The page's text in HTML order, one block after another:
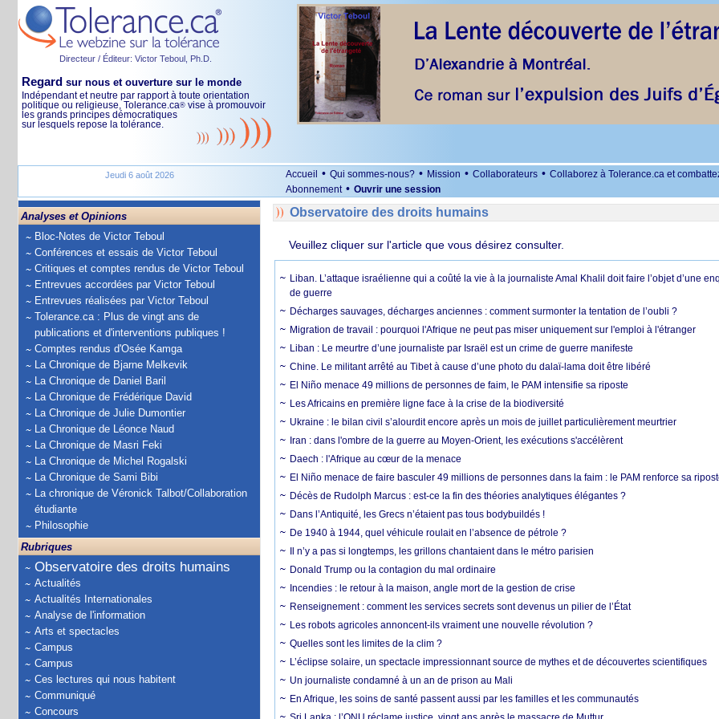
Directeur / Éditeur: Victor Teboul, Ph.D.
Regard sur nous et ouverture sur le monde
Indépendant et neutre par rapport à toute orientation
politique ou religieuse, Tolerance.ca® vise à promouvoir
les grands principes démocratiques
sur lesquels repose la tolérance.
Jeudi 6 août 2026 Accueil • Qui sommes-nous? • Mission • Collaborateurs • Collaborez à Tolerance.ca et
Abonnement • Ouvrir une session
Analyses et Opinions
Bloc-Notes de Victor Teboul
Conférences et essais de Victor Teboul
Critiques et comptes rendus de Victor Teboul
Entrevues accordées par Victor Teboul
Entrevues réalisées par Victor Teboul
Tolerance.ca : Plus de vingt ans de
publications et d'interventions publiques !
Comptes rendus d'Osée Kamga
La Chronique de Bjarne Melkevik
La Chronique de Daniel Baril
La Chronique de Frédérique David
La Chronique de Julie Dumontier
La Chronique de Léonce Naud
La Chronique de Masri Feki
La Chronique de Michel Rogalski
La Chronique de Sami Bibi
La chronique de Véronick Talbot/Collaboration
étudiante
Philosophie
Rubriques
Observatoire des droits humains
Actualités
Actualités Internationales
Analyse de l'information
Arts et spectacles
Campus
Campus
Ces lectures qui nous habitent
Communiqué
Concours
Observatoire des droits humains
Veuillez cliquer sur l'article que vous désirez consulter.
Liban. L’attaque israélienne qui a coûté la vie à la journaliste Amal Khalil doit faire l’objet d’une
de guerre
Décharges sauvages, décharges anciennes : comment surmonter la tentation de l’oubli ?
Migration de travail : pourquoi l'Afrique ne peut pas miser uniquement sur l'emploi à l'étranger
Liban : Le meurtre d’une journaliste par Israël est un crime de guerre manifeste
Chine. Le militant arrêté au Tibet à cause d’une photo du dalaï-lama doit être libéré
El Niño menace 49 millions de personnes de faim, le PAM intensifie sa riposte
Les Africains en première ligne face à la crise de la biodiversité
Ukraine : le bilan civil s’alourdit encore après un mois de juillet particulièrement meurtrier
Iran : dans l'ombre de la guerre au Moyen-Orient, les exécutions s'accélèrent
Daech : l'Afrique au cœur de la menace
El Niño menace de faire basculer 49 millions de personnes dans la faim : le PAM renforce sa
Décès de Rudolph Marcus : est-ce la fin des théories analytiques élégantes ?
Dans l’Antiquité, les Grecs n’étaient pas tous bodybuildés !
De 1940 à 1944, quel véhicule roulait en l’absence de pétrole ?
Il n’y a pas si longtemps, les grillons chantaient dans le métro parisien
Donald Trump ou la contagion du mal ordinaire
Incendies : le retour à la maison, angle mort de la gestion de crise
Renseignement : comment les services secrets sont devenus un pilier de l’État
Les robots agricoles annoncent-ils vraiment une nouvelle révolution ?
Quelles sont les limites de la clim ?
L’éclipse solaire, un spectacle impressionnant source de mythes et de découvertes scientifiques
Un journaliste condamné à un an de prison au Mali
En Afrique, les soins de santé passent aussi par les familles et les communautés